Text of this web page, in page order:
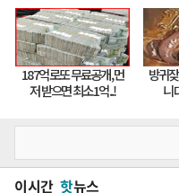
이시간 핫뉴스